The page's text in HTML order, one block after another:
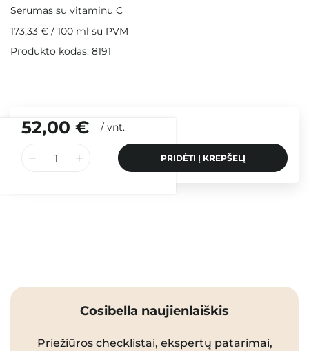
52,00 € / vnt.
PRIDĖTI Į KREPŠELĮ
Serumas su vitaminu C
173,33 € / 100 ml su PVM
Produkto kodas: 8191
Cosibella naujienlaiškis
Priežiūros checklistai, ekspertų patarimai,